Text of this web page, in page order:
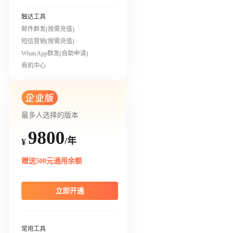
触达工具
邮件群发(按需充值)
短信营销(按需充值)
WhatsApp群发(自助申请)
商机中心
最多人选择的版本
¥ 9800/年
赠送500元通用余额
立即开通
常用工具